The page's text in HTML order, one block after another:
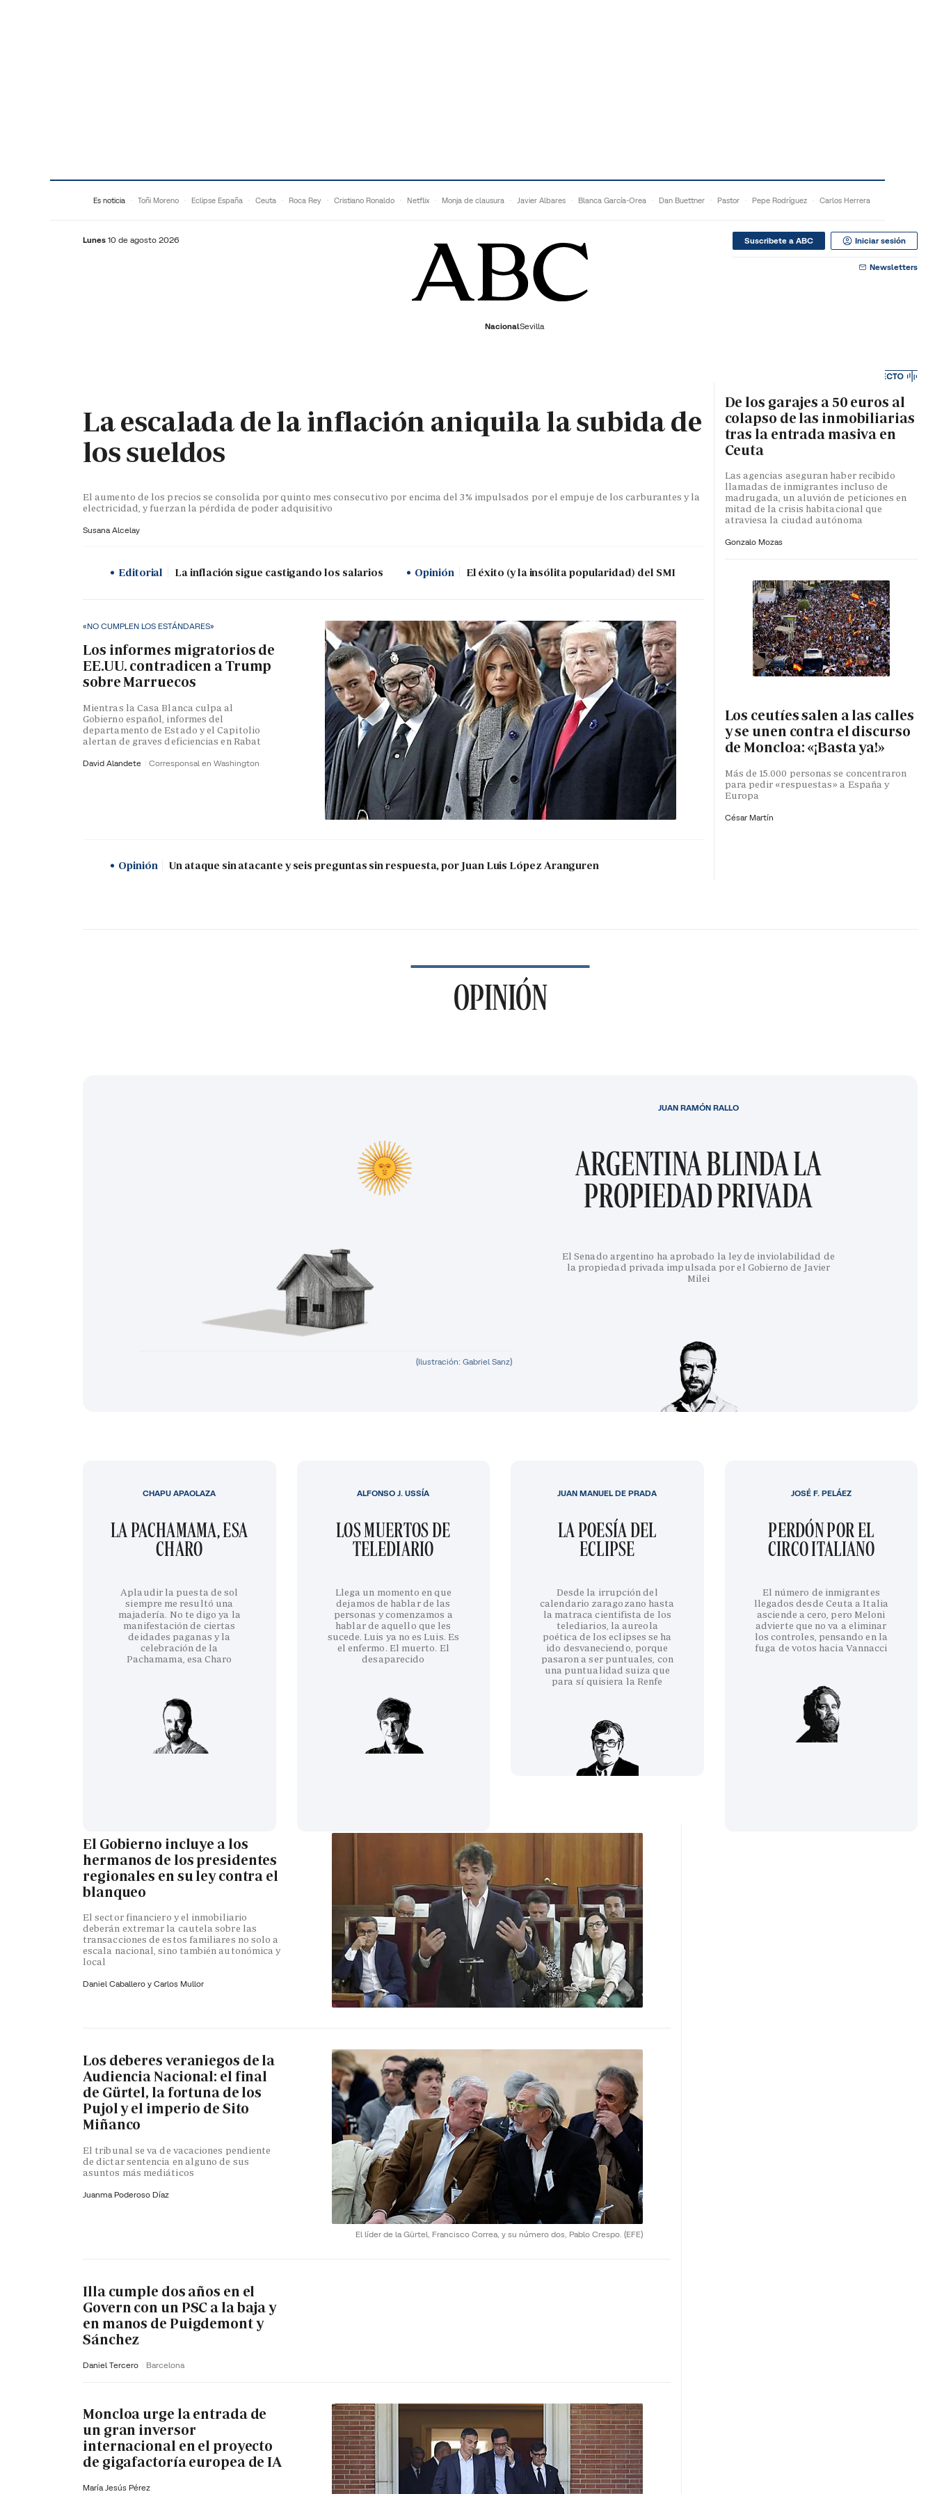
Es noticia Toñi Moreno Eclipse España Ceuta Roca Rey Cristiano Ronaldo Netflix Monja de clausura Javier Albares Blanca García-Orea Dan Buettner Pastor Pepe Rodríguez Carlos Herrera
Lunes 10 de agosto 2026
NacionalSevilla
Suscribete a ABC Iniciar sesión
Newsletters
La escalada de la inflación aniquila la subida de
los sueldos
El aumento de los precios se consolida por quinto mes consecutivo por encima del 3% impulsados por el empuje de los carburantes y la
electricidad, y fuerzan la pérdida de poder adquisitivo
Susana Alcelay
Editorial La inflación sigue castigando los salarios Opinión El éxito (y la insólita popularidad) del SMI
«NO CUMPLEN LOS ESTÁNDARES»
Los informes migratorios de
EE.UU. contradicen a Trump
sobre Marruecos
Mientras la Casa Blanca culpa al
Gobierno español, informes del
departamento de Estado y el Capitolio
alertan de graves deficiencias en Rabat
David Alandete Corresponsal en Washington
Opinión Un ataque sin atacante y seis preguntas sin respuesta, por Juan Luis López Aranguren
De los garajes a 50 euros al
colapso de las inmobiliarias
tras la entrada masiva en
Ceuta
Las agencias aseguran haber recibido
llamadas de inmigrantes incluso de
madrugada, un aluvión de peticiones en
mitad de la crisis habitacional que
atraviesa la ciudad autónoma
Gonzalo Mozas
Los ceutíes salen a las calles
y se unen contra el discurso
de Moncloa: «¡Basta ya!»
Más de 15.000 personas se concentraron
para pedir «respuestas» a España y
Europa
César Martín
OPINIÓN
(Ilustración: Gabriel Sanz)
ARGENTINA BLINDA LA
PROPIEDAD PRIVADA
El Senado argentino ha aprobado la ley de inviolabilidad de
la propiedad privada impulsada por el Gobierno de Javier
Milei
JUAN RAMÓN RALLO
LA PACHAMAMA, ESA
CHARO
Aplaudir la puesta de sol
siempre me resultó una
majadería. No te digo ya la
manifestación de ciertas
deidades paganas y la
celebración de la
Pachamama, esa Charo
CHAPU APAOLAZA
LOS MUERTOS DE
TELEDIARIO
Llega un momento en que
dejamos de hablar de las
personas y comenzamos a
hablar de aquello que les
sucede. Luis ya no es Luis. Es
el enfermo. El muerto. El
desaparecido
ALFONSO J. USSÍA
LA POESÍA DEL
ECLIPSE
Desde la irrupción del
calendario zaragozano hasta
la matraca cientifista de los
telediarios, la aureola
poética de los eclipses se ha
ido desvaneciendo, porque
pasaron a ser puntuales, con
una puntualidad suiza que
para sí quisiera la Renfe
JUAN MANUEL DE PRADA
PERDÓN POR EL
CIRCO ITALIANO
El número de inmigrantes
llegados desde Ceuta a Italia
asciende a cero, pero Meloni
advierte que no va a eliminar
los controles, pensando en la
fuga de votos hacia Vannacci
JOSÉ F. PELÁEZ
El Gobierno incluye a los
hermanos de los presidentes
regionales en su ley contra el
blanqueo
El sector financiero y el inmobiliario
deberán extremar la cautela sobre las
transacciones de estos familiares no solo a
escala nacional, sino también autonómica y
local
Daniel Caballero y Carlos Mullor
El líder de la Gürtel, Francisco Correa, y su número dos, Pablo Crespo. (EFE)
Los deberes veraniegos de la
Audiencia Nacional: el final
de Gürtel, la fortuna de los
Pujol y el imperio de Sito
Miñanco
El tribunal se va de vacaciones pendiente
de dictar sentencia en alguno de sus
asuntos más mediáticos
Juanma Poderoso Díaz
Illa cumple dos años en el
Govern con un PSC a la baja y
en manos de Puigdemont y
Sánchez
Daniel Tercero Barcelona
Moncloa urge la entrada de
un gran inversor
internacional en el proyecto
de gigafactoría europea de IA
María Jesús Pérez